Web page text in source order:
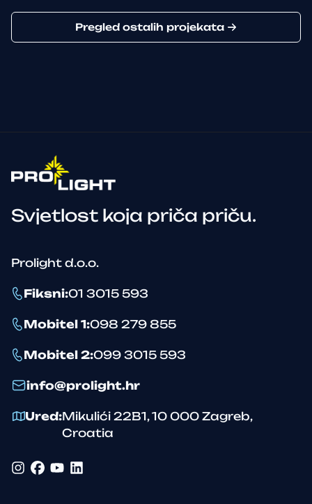
Pregled ostalih projekata
Svjetlost koja priča priču.
Prolight d.o.o.
Fiksni:01 3015 593
Mobitel 1:098 279 855
Mobitel 2:099 3015 593
info@prolight.hr
Ured:Mikulići 22B1,10 000 Zagreb,
Croatia